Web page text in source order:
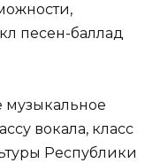
песен-баллад
музыкальное
вокала, класс
Республики